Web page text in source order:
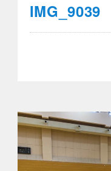
IMG_9039